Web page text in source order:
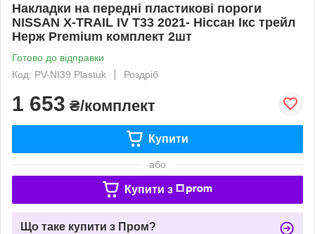
Накладки на передні пластикові пороги
NISSAN X-TRAIL IV T33 2021- Ніссан Ікс трейл
Нерж Premium комплект 2шт
Готово до відправки
Код: PV-NI39 Plastuk
Роздріб
1 653 ₴/комплект
Купити
або
Купити з
Що таке купити з Пром?